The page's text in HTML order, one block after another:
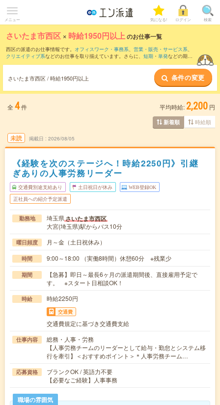
メニュー 気になる! ログイン 検索
さいたま市西区 × 時給1950円以上のお仕事一覧
西区の派遣のお仕事情報です。 オフィスワーク・事務系、 営業・販売・サービス系、
クリエイティブ系などのお仕事を取り揃えています。さらに、 短期 ・ 単発などの期間
さいたま市西区 / 時給1950円以上 条件の変更
全 4件 平均時給: 2,200 円
新着順 時給順
未読 掲載日 2026/08/05
《経験を次のステージへ！時給2250円》引継
ぎありの人事労務リーダー
交通費別途支給あり 土日祝日が休み WEB登録OK
正社員への紹介予定派遣
勤務地 埼玉県さいたま市西区
大宮(埼玉県)駅からバス10分
曜日頻度 月～金（土日祝休み）
時間 9:00～18:00 （実働8時間）休憩60分 ※残業少
期間
【急募】即日～最長6ヶ月の派遣期間後、直接雇用予定で
す。 ※スタート日相談OK！
時給 時給2250円
交通費
交通費規定に基づき交通費支給
仕事内容
総務・人事・労務
【人事労務チームのリーダーとして給与・勤怠とシステム移
行を牽引】＜おすすめポイント＞＊人事労務チーム…
応募資格
ブランクOK / 英語力不要
【必要なご経験】人事事務
職場の雰囲気